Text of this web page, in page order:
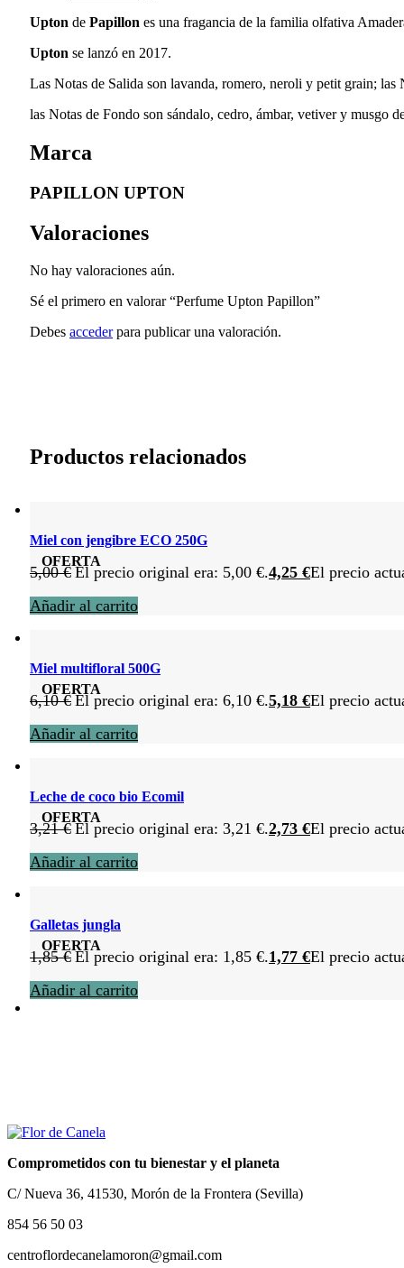
Upton de Papillon es una fragancia de la familia olfativa
Upton se lanzó en 2017.
Las Notas de Salida son lavanda, romero, neroli y petit grain;
las Notas de Fondo son sándalo, cedro, ámbar, vetiver y musgo
Marca
PAPILLON UPTON
Valoraciones
No hay valoraciones aún.
Sé el primero en valorar “Perfume Upton Papillon”
Debes accederpara publicar una valoración.
Productos relacionados
OFERTA
Miel con jengibre ECO 250G
5,00€ El precio original era: 5,00 €.4,25 €El precio
Añadir al carrito
OFERTA
Miel multifloral 500G
6,10€ El precio original era: 6,10 €.5,18 €El precio
Añadir al carrito
OFERTA
Leche de coco bio Ecomil
3,21€ El precio original era: 3,21 €.2,73 €El precio
Añadir al carrito
OFERTA
Galletas jungla
1,85€ El precio original era: 1,85 €.1,77 €El precio
Añadir al carrito
Comprometidos con tu bienestar y el planeta
C/ Nueva 36, 41530, Morón de la Frontera (Sevilla)
854 56 50 03
centroflordecanelamoron@gmail.com